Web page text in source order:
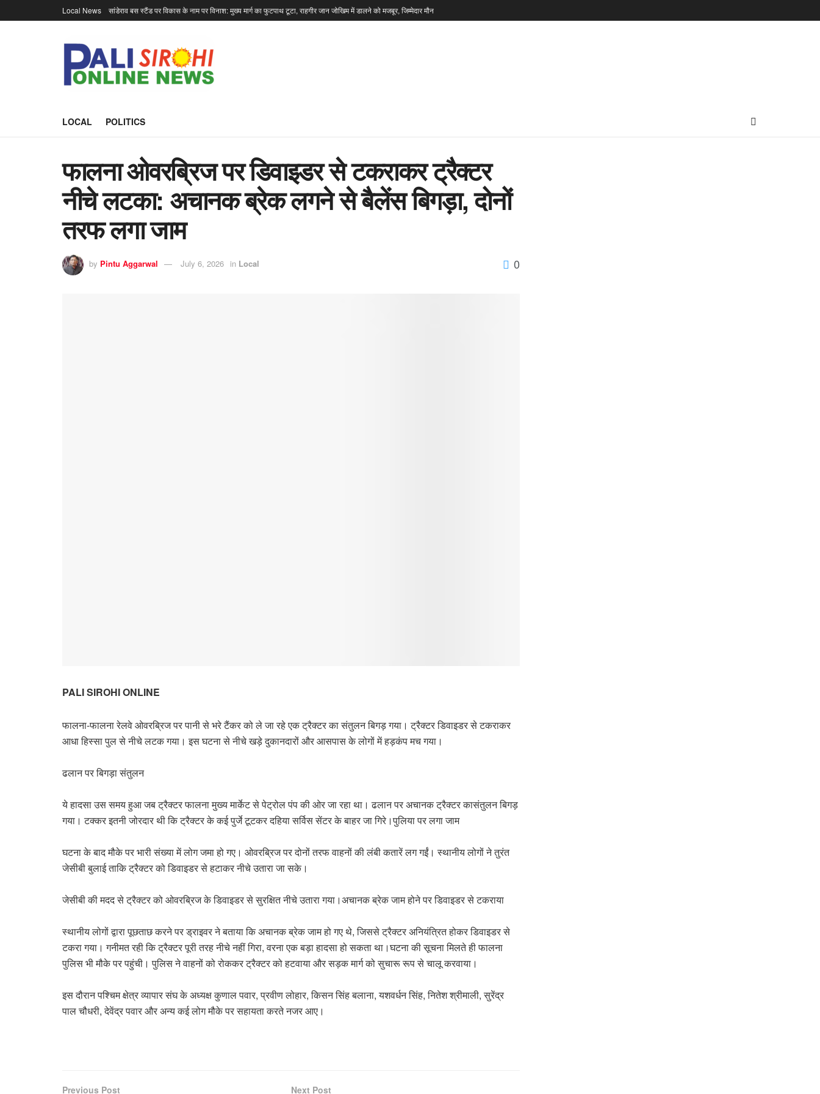
Local News सांडेराव बस स्टैंड पर विकास के नाम पर विनाश: मुख्य मार्ग का फुटपाथ टूटा, राहगीर जान जोखिम में डालने को मजबूर, जिम्मेदार मौन
LOCAL POLITICS
फालना ओवरब्रिज पर डिवाइडर से टकराकर ट्रैक्टर
नीचे लटका: अचानक ब्रेक लगने से बैलेंस बिगड़ा, दोनों
तरफ लगा जाम
by Pintu Aggarwal July 6, 2026 in Local 0
PALI SIROHI ONLINE
फालना-फालना रेलवे ओवरब्रिज पर पानी से भरे टैंकर को ले जा रहे एक ट्रैक्टर का संतुलन बिगड़ गया। ट्रैक्टर डिवाइडर से टकराकर
आधा हिस्सा पुल से नीचे लटक गया। इस घटना से नीचे खड़े दुकानदारों और आसपास के लोगों में हड़कंप मच गया।
ढलान पर बिगड़ा संतुलन
ये हादसा उस समय हुआ जब ट्रैक्टर फालना मुख्य मार्केट से पेट्रोल पंप की ओर जा रहा था। ढलान पर अचानक ट्रैक्टर कासंतुलन बिगड़
गया। टक्कर इतनी जोरदार थी कि ट्रैक्टर के कई पुर्जे टूटकर दहिया सर्विस सेंटर के बाहर जा गिरे।पुलिया पर लगा जाम
घटना के बाद मौके पर भारी संख्या में लोग जमा हो गए। ओवरब्रिज पर दोनों तरफ वाहनों की लंबी कतारें लग गईं। स्थानीय लोगों ने तुरंत
जेसीबी बुलाई ताकि ट्रैक्टर को डिवाइडर से हटाकर नीचे उतारा जा सके।
जेसीबी की मदद से ट्रैक्टर को ओवरब्रिज के डिवाइडर से सुरक्षित नीचे उतारा गया।अचानक ब्रेक जाम होने पर डिवाइडर से टकराया
स्थानीय लोगों द्वारा पूछताछ करने पर ड्राइवर ने बताया कि अचानक ब्रेक जाम हो गए थे, जिससे ट्रैक्टर अनियंत्रित होकर डिवाइडर से
टकरा गया। गनीमत रही कि ट्रैक्टर पूरी तरह नीचे नहीं गिरा, वरना एक बड़ा हादसा हो सकता था।घटना की सूचना मिलते ही फालना
पुलिस भी मौके पर पहुंची। पुलिस ने वाहनों को रोककर ट्रैक्टर को हटवाया और सड़क मार्ग को सुचारू रूप से चालू करवाया।
इस दौरान पश्चिम क्षेत्र व्यापार संघ के अध्यक्ष कुणाल पवार, प्रवीण लोहार, किसन सिंह बलाना, यशवर्धन सिंह, नितेश श्रीमाली, सुरेंद्र
पाल चौधरी, देवेंद्र पवार और अन्य कई लोग मौके पर सहायता करते नजर आए।
Previous Post Next Post